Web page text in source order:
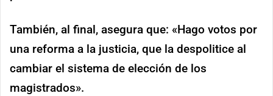
También, al final, asegura que: «Hago votos por
una reforma a la justicia, que la despolitice al
cambiar el sistema de elección de los
magistrados».